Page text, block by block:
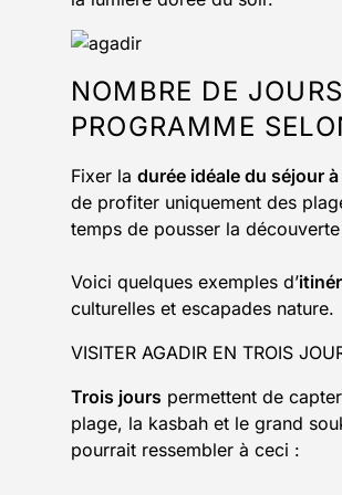
NOMBRE DE
PROGRAMME
Fixer la durée idéale du séjour
de profiter uniquement des
temps de pousser la
Voici quelques exemples d’
culturelles et escapades nature.
VISITER AGADIR EN TROIS
Trois jours permettent de
plage, la kasbah et le grand
pourrait ressembler à ceci :